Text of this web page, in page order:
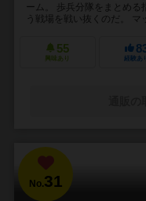
ーム。 歩兵分隊をまとめる
う戦場を戦い抜くのだ。 マ
55
興味あり 経験あり
No.31